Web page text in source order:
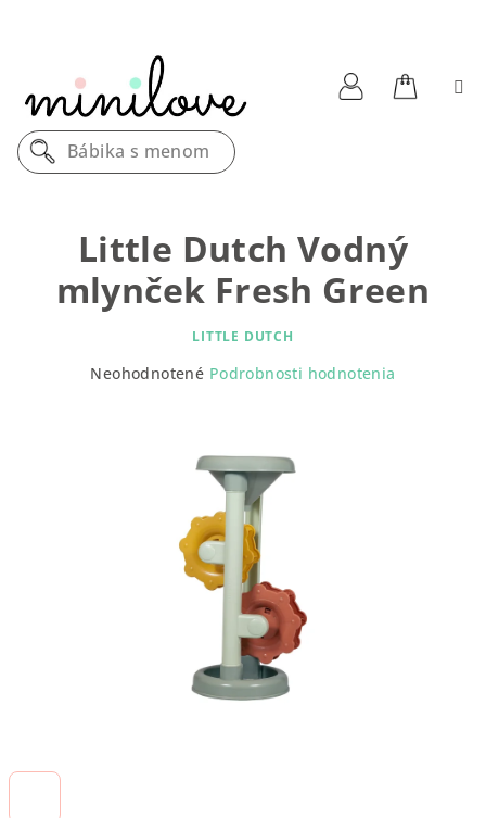
Bábika s menom
Little Dutch Vodný
mlynček Fresh Green
LITTLE DUTCH
Neohodnotené Podrobnosti hodnotenia